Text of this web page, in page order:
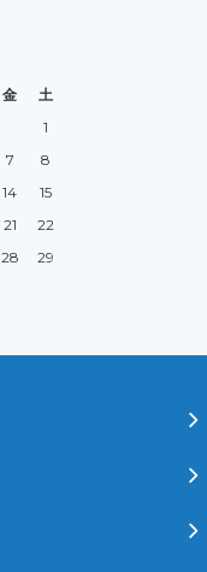
金
土
1
7
8
14
15
21
22
28
29